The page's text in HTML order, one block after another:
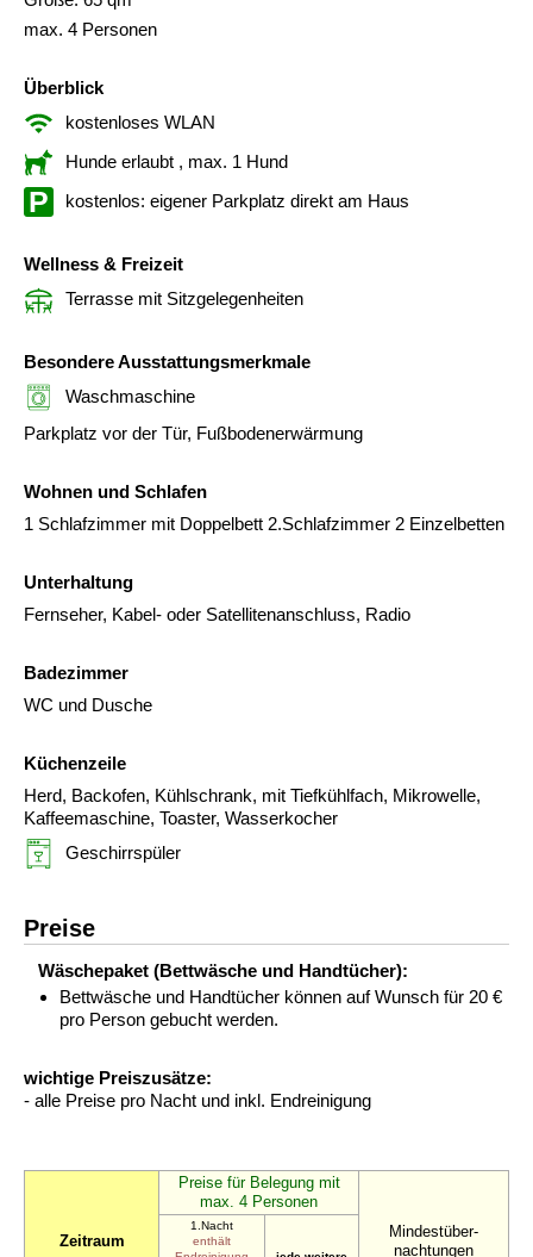
max. 4 Personen
Überblick
kostenloses WLAN
Hunde erlaubt , max. 1 Hund
kostenlos: eigener Parkplatz direkt am Haus
Wellness & Freizeit
Terrasse mit Sitzgelegenheiten
Besondere Ausstattungsmerkmale
Waschmaschine
Parkplatz vor der Tür, Fußbodenerwärmung
Wohnen und Schlafen
1 Schlafzimmer mit Doppelbett 2.Schlafzimmer 2 Einzelbetten
Unterhaltung
Fernseher, Kabel- oder Satellitenanschluss, Radio
Badezimmer
WC und Dusche
Küchenzeile
Herd, Backofen, Kühlschrank, mit Tiefkühlfach, Mikrowelle,
Kaffeemaschine, Toaster, Wasserkocher
Geschirrspüler
Preise
Wäschepaket (Bettwäsche und Handtücher):
Bettwäsche und Handtücher können auf Wunsch für 20 €
pro Person gebucht werden.
wichtige Preiszusätze:
- alle Preise pro Nacht und inkl. Endreinigung
Zeitraum
Preise für Belegung mit
max. 4 Personen
Mindestüber-
nachtungen
1.Nacht
enthält